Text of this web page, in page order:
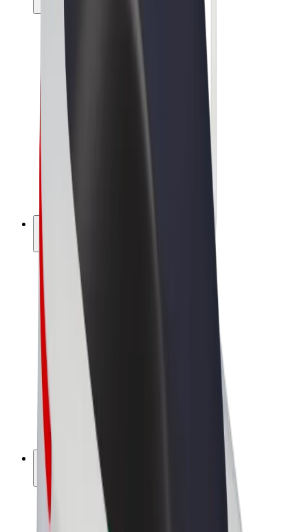
การโดยสาร
สกู๊ตเตอร์
Bolt Market
Bolt Food
Bolt Drive
Bolt for Business
จักรยานไฟฟ้า
Bolt Plus
สร้างรายได้กับ Bolt
คนขับ
รายได้ของคนขับ
พนักงานส่งของ
รายได้ของพนักงานส่งของ
พาร์ทเนอร์ร้านอาหาร Bolt
แฟรนไชส์
บริษัท
เกี่ยวกับ Bolt